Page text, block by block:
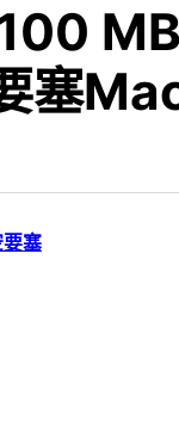
塞
塞